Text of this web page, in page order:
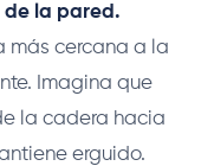
de la pared.
más cercana a la
Imagina que
la cadera hacia
erguido.